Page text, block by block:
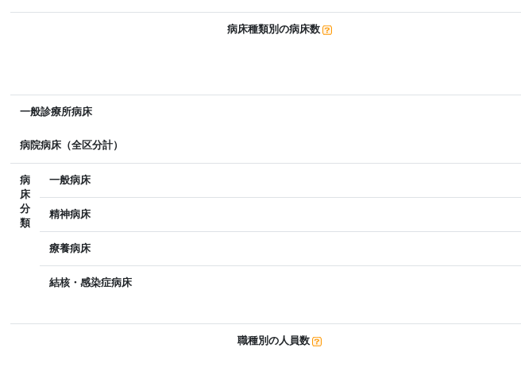
病床種類別の病床数
一般診療所病床
病院病床（全区分計）
病
床
分
類
一般病床
精神病床
療養病床
結核・感染症病床
職種別の人員数